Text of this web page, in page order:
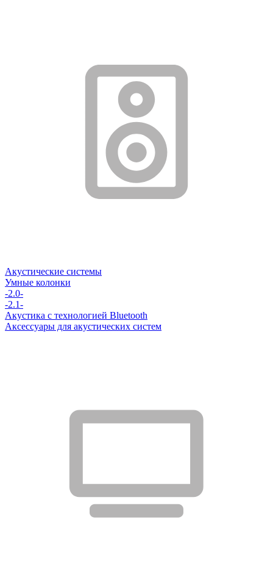
Акустические системы
Умные колонки
-2.0-
-2.1-
Акустика с технологией Bluetooth
Аксессуары для акустических систем